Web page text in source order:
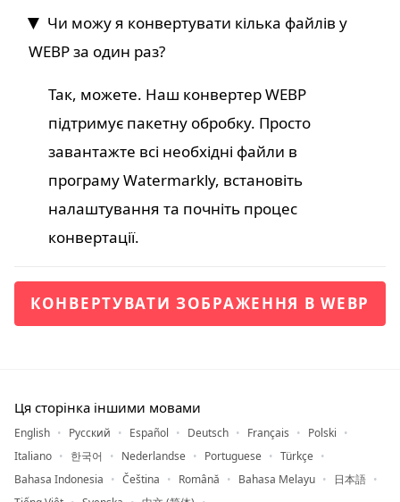
Чи можу я конвертувати кілька файлів у
WEBP за один раз?
Так, можете. Наш конвертер WEBP
підтримує пакетну обробку. Просто
завантажте всі необхідні файли в
програму Watermarkly, встановіть
налаштування та почніть процес
конвертації.
КОНВЕРТУВАТИ ЗОБРАЖЕННЯ В WEBP
Ця сторінка іншими мовами
English Русский Español Deutsch Français
Polski
Italiano
한국어 Nederlandse Portuguese
Türkçe
Bahasa Indonesia
Čeština Română Bahasa Melayu
日本語